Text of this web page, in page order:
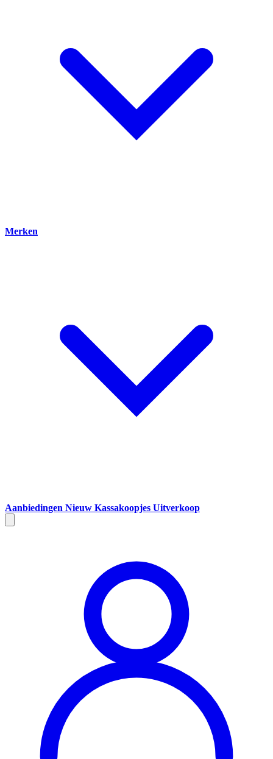
Merken
Aanbiedingen Nieuw Kassakoopjes Uitverkoop